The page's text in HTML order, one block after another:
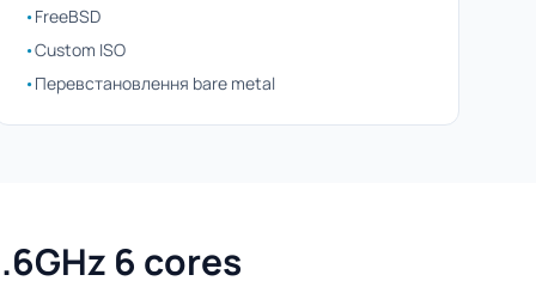
•FreeBSD
•Custom ISO
•Перевстановлення bare metal
6 cores